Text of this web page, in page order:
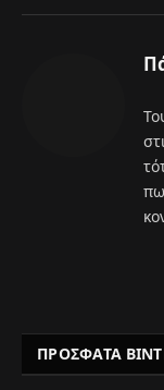
ΠΡΟΣΦΑΤΑ